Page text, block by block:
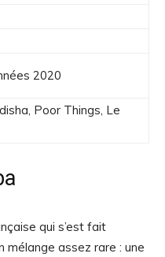
2020
Poor Things, Le
qui s’est fait
mélange assez rare : une